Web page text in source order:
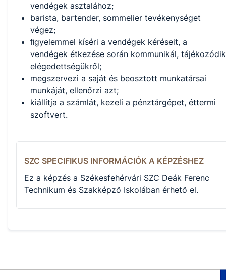
vendégek asztalához;
barista, bartender, sommelier tevékenységet
végez;
ﬁgyelemmel kíséri a vendégek kéréseit, a
vendégek étkezése során kommunikál, tájékozódik
elégedettségükről;
megszervezi a saját és beosztott munkatársai
munkáját, ellenőrzi azt;
kiállítja a számlát, kezeli a pénztárgépet, éttermi
szoftvert.
SZC SPECIFIKUS INFORMÁCIÓK A KÉPZÉSHEZ
Ez a képzés a Székesfehérvári SZC Deák Ferenc
Technikum és Szakképző Iskolában érhető el.